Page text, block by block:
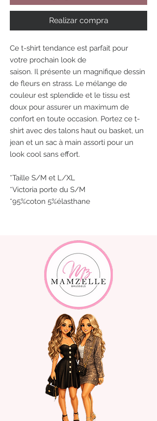
Realizar compra
Ce t-shirt tendance est parfait pour
votre prochain look de
saison. Il présente un magnifique dessin
de fleurs en strass. Le mélange de
couleur est splendide et le tissu est
doux pour assurer un maximum de
confort en toute occasion. Portez ce t-
shirt avec des talons haut ou basket, un
jean et un sac à main assorti pour un
look cool sans effort.
*Taille S/M et L/XL
*Victoria porte du S/M
*95%coton 5%élasthane